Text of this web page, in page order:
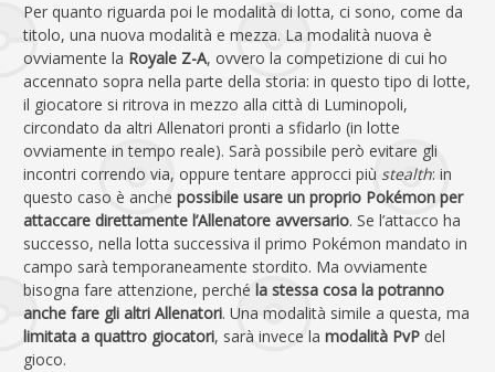
Per quanto riguarda poi le modalità di lotta, ci sono, come da
titolo, una nuova modalità e mezza. La modalità nuova è
ovviamente la Royale Z-A, ovvero la competizione di cui ho
accennato sopra nella parte della storia: in questo tipo di lotte,
il giocatore si ritrova in mezzo alla città di Luminopoli,
circondato da altri Allenatori pronti a sfidarlo (in lotte
ovviamente in tempo reale). Sarà possibile però evitare gli
incontri correndo via, oppure tentare approcci più stealth: in
questo caso è anche possibile usare un proprio Pokémon per
attaccare direttamente l’Allenatore avversario. Se l’attacco ha
successo, nella lotta successiva il primo Pokémon mandato in
campo sarà temporaneamente stordito. Ma ovviamente
bisogna fare attenzione, perché la stessa cosa la potranno
anche fare gli altri Allenatori. Una modalità simile a questa, ma
limitata a quattro giocatori, sarà invece la modalità PvP del
gioco.